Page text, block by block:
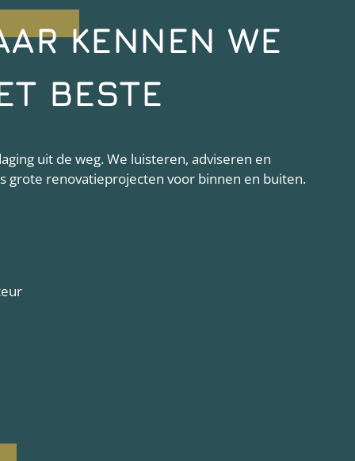
KENNEN WE
BESTE
uit de weg. We luisteren, adviseren en
grote renovatieprojecten voor binnen en buiten.